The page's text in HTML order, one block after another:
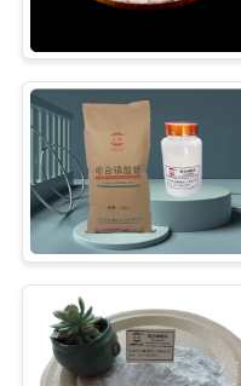
ম্যাপ
PRIVACY
POLICY